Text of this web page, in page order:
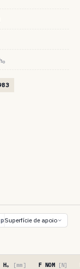
Superfície de apoio
Hₒ [mm] F NOM [N]